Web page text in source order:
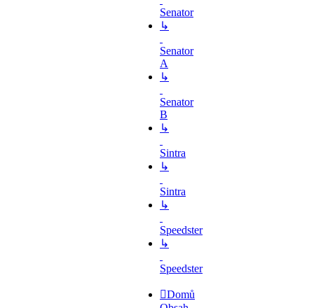
Senator
↳
Senator
A
↳
Senator
B
↳
Sintra
↳
Sintra
↳
Speedster
↳
Speedster
Domů